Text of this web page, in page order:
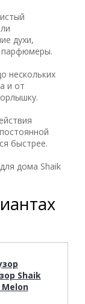
духи,
парфюмеры.
нескольких
и от
быстрее.
дома Shaik
Shaik